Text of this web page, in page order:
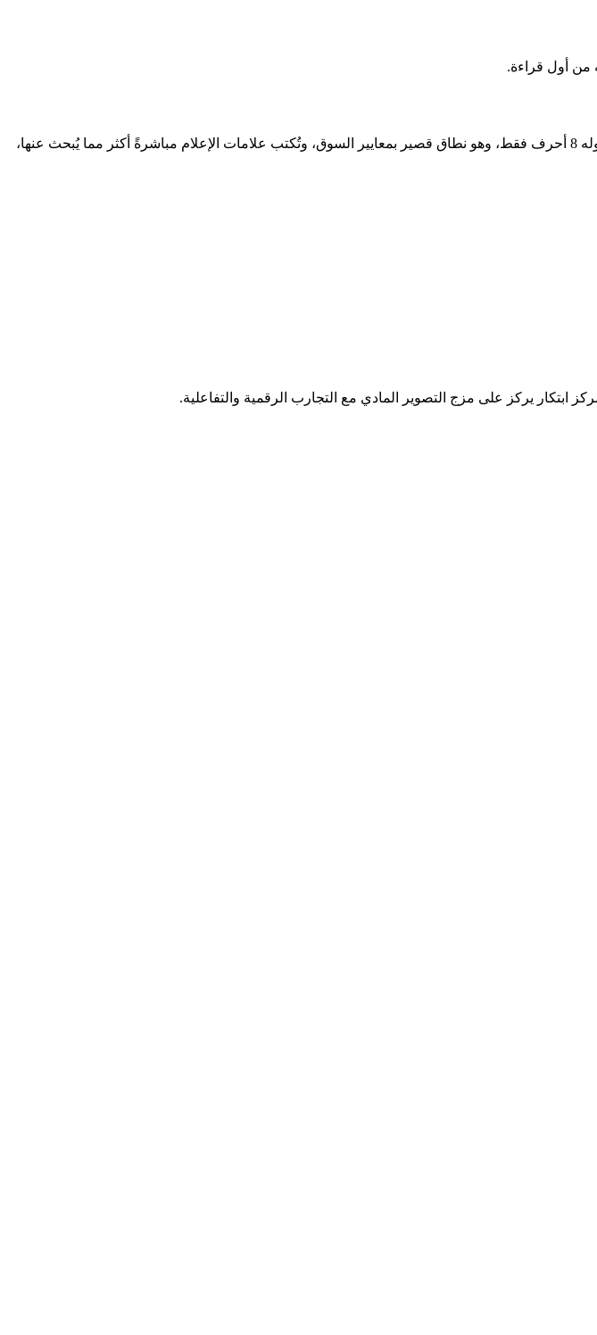
الأسماء الجيدة تختفي عن الأنظار — يتذكّرها الناس دون أن ينتبهوا لماذا. Phygital.Photos من هذا النوع: طوله 8 أحرف فقط، وهو نطاق قصير بمعايير السوق، وتُكتب علامات الإعلام مباشرةً أكثر مما يُبحث عنها،